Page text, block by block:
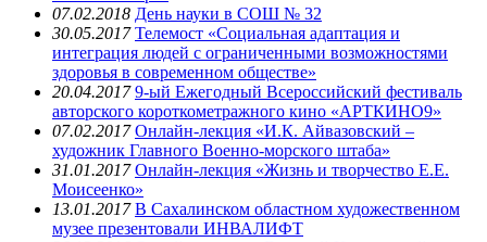
07.02.2018 День науки в СОШ № 32
30.05.2017 Телемост «Социальная адаптация и
интеграция людей с ограниченными возможностями
здоровья в современном обществе»
20.04.2017 9-ый Ежегодный Всероссийский фестиваль
авторского короткометражного кино «АРТКИНО9»
07.02.2017 Онлайн-лекция «И.К. Айвазовский –
художник Главного Военно-морского штаба»
31.01.2017 Онлайн-лекция «Жизнь и творчество Е.Е.
Моисеенко»
13.01.2017 В Сахалинском областном художественном
музее презентовали ИНВАЛИФТ